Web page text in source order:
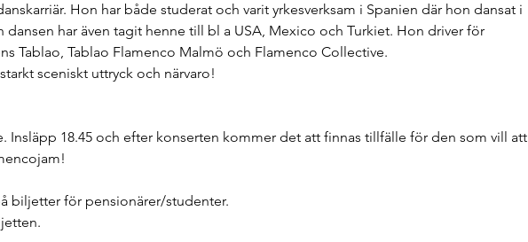
Hon har både studerat och varit yrkesverksam i Spanien där hon dansat i
har även tagit henne till bl a USA, Mexico och Turkiet. Hon driver för
Tablao, Tablao Flamenco Malmö och Flamenco Collective.
sceniskt uttryck och närvaro!
Insläpp 18.45 och efter konserten kommer det att finnas tillfälle för den som vill att
biljetter för pensionärer/studenter.